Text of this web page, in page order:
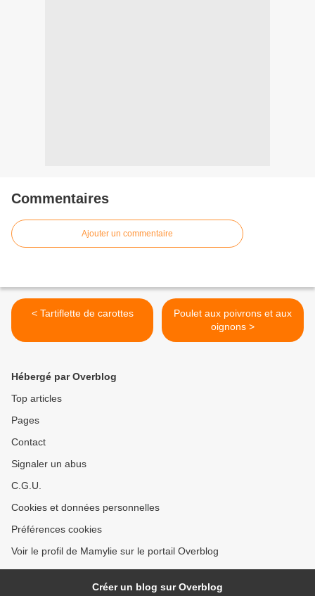
Commentaires
Ajouter un commentaire
< Tartiflette de carottes
Poulet aux poivrons et aux
oignons >
Hébergé par Overblog
Top articles
Pages
Contact
Signaler un abus
C.G.U.
Cookies et données personnelles
Préférences cookies
Voir le profil de Mamylie sur le portail Overblog
Créer un blog sur Overblog